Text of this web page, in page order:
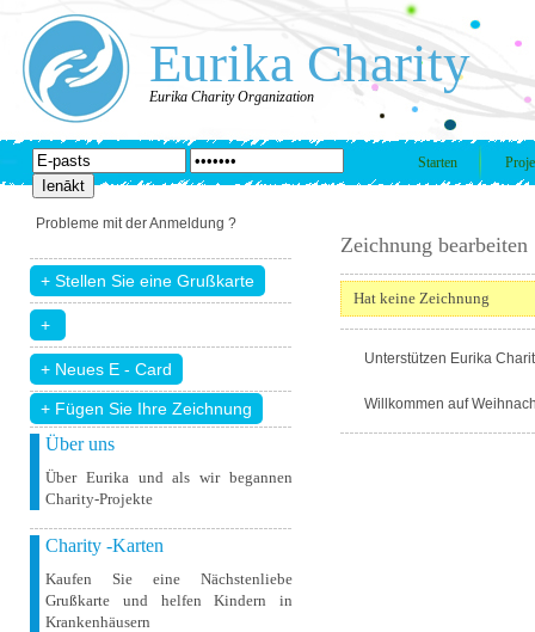
Eurika Charity
Eurika Charity Organization
Starten
Probleme mit der Anmeldung ?
+ Fügen Sie Ihre Zeichnung
Über uns
Über Eurika und als wir begannen
Charity-Projekte
Charity -Karten
Kaufen Sie eine Nächstenliebe
Grußkarte und helfen Kindern in
Krankenhäusern
Zeichnung bearbeiten
Hat keine Zeichnung
Unterstützen Eurika
Willkommen auf